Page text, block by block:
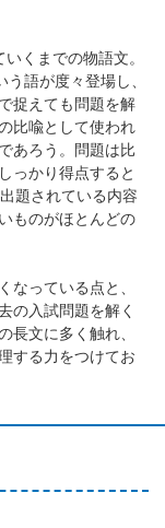
くまでの物語文。
語が度々登場し、
捉えても問題を解
比喩として使われ
あろう。問題は比
っかり得点すると
題されている内容
ものがほとんどの
なっている点と、
の入試問題を解く
長文に多く触れ、
する力をつけてお